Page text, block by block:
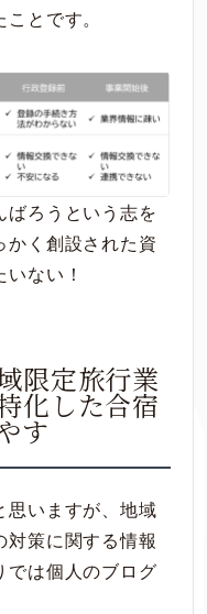
とです。
ばろうという志を
かく創設された資
ない！
限定旅行業
化した合宿
す
思いますが、地域
対策に関する情報
では個人のブログ